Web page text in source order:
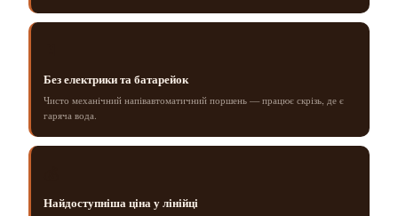
Без електрики та батарейок
Чисто механічний напівавтоматичний поршень — працює скрізь, де є
гаряча вода.
Найдоступніша ціна у лінійці